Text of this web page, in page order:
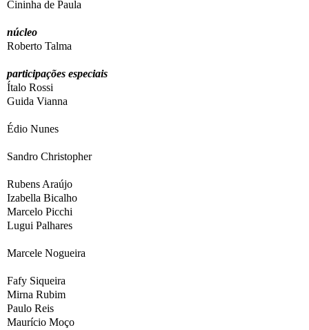
Cininha de Paula
núcleo
Roberto Talma
participações especiais
Ítalo Rossi
Guida Vianna
Édio Nunes
Sandro Christopher
Rubens Araújo
Izabella Bicalho
Marcelo Picchi
Lugui Palhares
Marcele Nogueira
Fafy Siqueira
Mirna Rubim
Paulo Reis
Maurício Moço